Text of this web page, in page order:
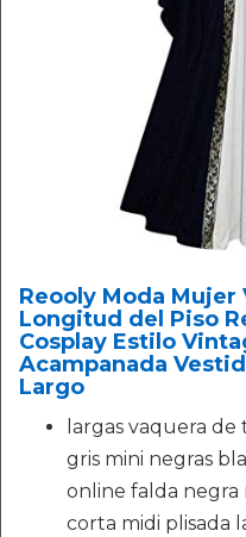
Reooly Moda Mujer
Longitud del Piso
Cosplay Estilo
Acampanada
Largo
largas vaquera
gris mini negras
online falda negra
corta midi plisada